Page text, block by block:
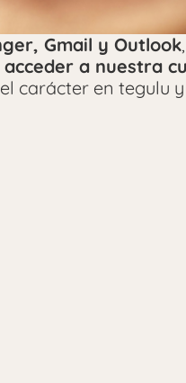
Gmail y Outlook
acceder a nuestra
carácter en tegulu